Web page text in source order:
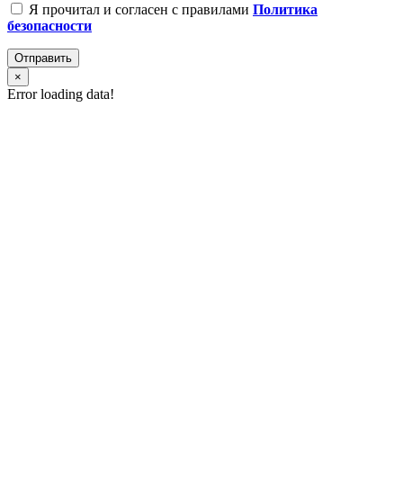
Я прочитал и согласен с правилами Политика
безопасности
Отправить
×
Error loading data!